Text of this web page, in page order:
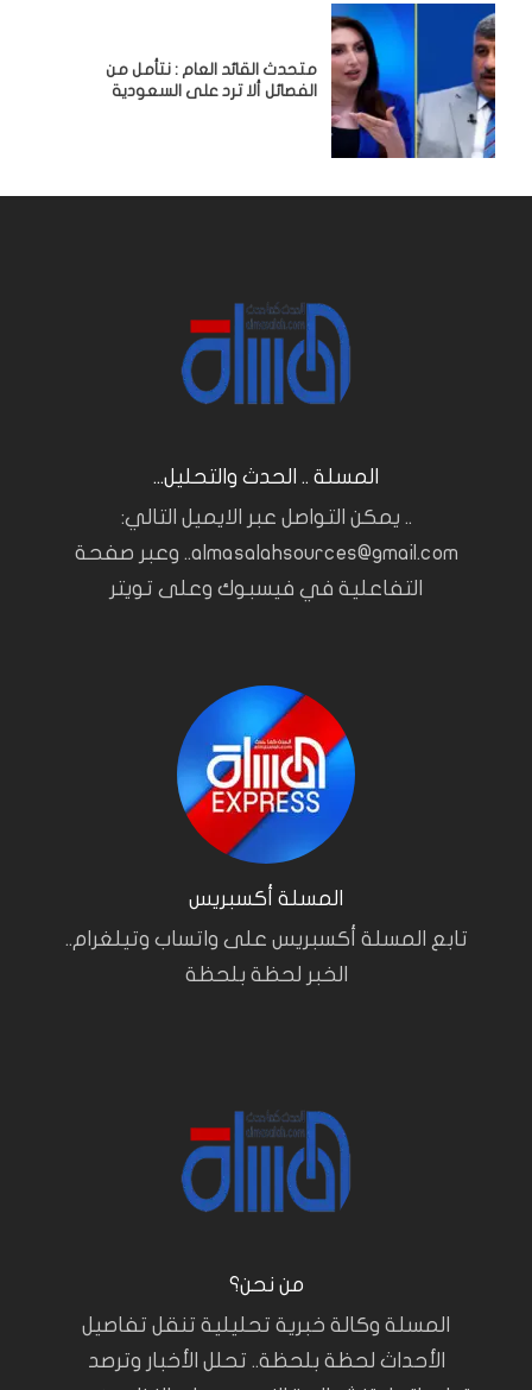
متحدث القائد العام : نتأمل من
الفصائل ألا ترد على السعودية
المسلة .. الحدث والتحليل...
.. يمكن التواصل عبر الايميل التالي:
almasalahsources@gmail.com.. وعبر صفحة
التفاعلية في فيسبوك وعلى تويتر
المسلة أكسبريس
تابع المسلة أكسبريس على واتساب وتيلغرام..
الخبر لحظة بلحظة
من نحن؟
المسلة وكالة خبرية تحليلية تنقل تفاصيل
الأحداث لحظة بلحظة.. تحلل الأخبار وترصد